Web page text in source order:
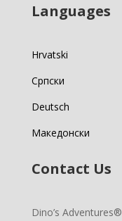
Languages
Hrvatski
Српски
Deutsch
Македонски
Contact Us
Dino’s Adventures®